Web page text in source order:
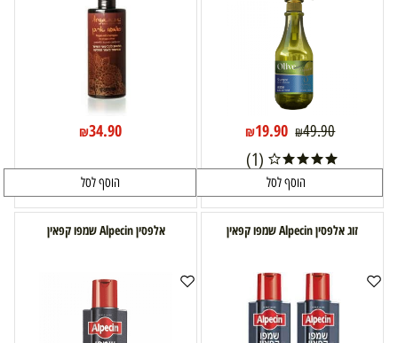
₪49.90
₪19.90
(1)
הוסף לסל
₪34.90
הוסף לסל
זוג אלפסין Alpecin שמפו קפאין אלפסין Alpecin שמפו קפאין